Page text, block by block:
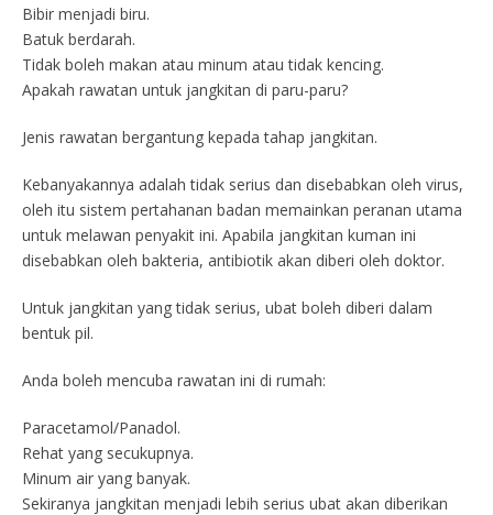
Bibir menjadi biru.
Batuk berdarah.
Tidak boleh makan atau minum atau tidak kencing.
Apakah rawatan untuk jangkitan di paru-paru?
Jenis rawatan bergantung kepada tahap jangkitan.
Kebanyakannya adalah tidak serius dan disebabkan oleh virus,
oleh itu sistem pertahanan badan memainkan peranan utama
untuk melawan penyakit ini. Apabila jangkitan kuman ini
disebabkan oleh bakteria, antibiotik akan diberi oleh doktor.
Untuk jangkitan yang tidak serius, ubat boleh diberi dalam
bentuk pil.
Anda boleh mencuba rawatan ini di rumah:
Paracetamol/Panadol.
Rehat yang secukupnya.
Minum air yang banyak.
Sekiranya jangkitan menjadi lebih serius ubat akan diberikan